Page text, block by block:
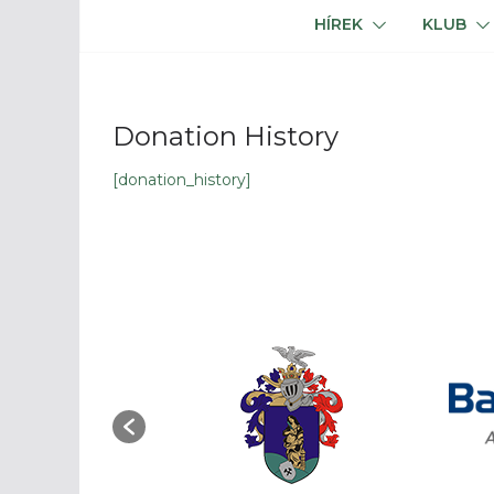
HÍREK KLUB
Donation History
[donation_history]